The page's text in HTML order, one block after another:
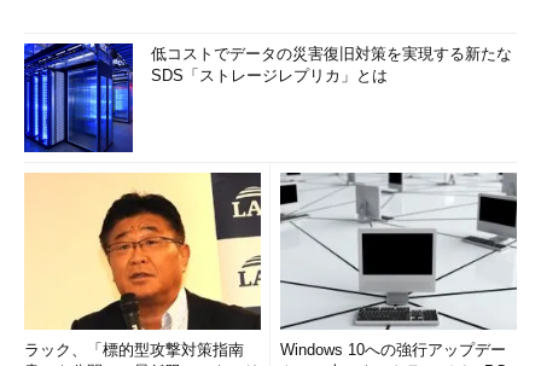
低コストでデータの災害復旧対策を実現する新たな
SDS「ストレージレプリカ」とは
ラック、「標的型攻撃対策指南
Windows 10への強行アップデー